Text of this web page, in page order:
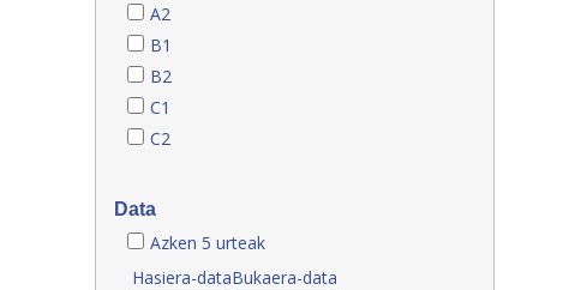
A2
B1
B2
C1
C2
Data
Azken 5 urteak
Hasiera-dataBukaera-data